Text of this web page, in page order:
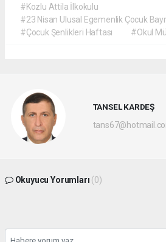
#Kozlu Attila İlkokulu
#23 Nisan Ulusal Egemenlik Çocuk
#Çocuk Şenlikleri Haftası
#Okul
TANSEL KARDEŞ
Okuyucu Yorumları (0)